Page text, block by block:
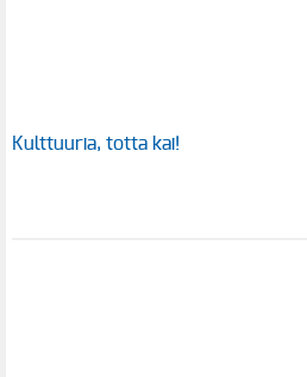
Kulttuuria, totta kai!